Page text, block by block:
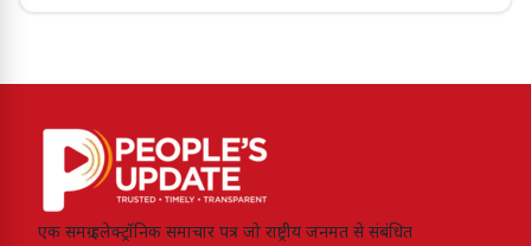
एक समग्र इलेक्ट्रॉनिक समाचार पत्र जो राष्ट्रीय जनमत से संबंधित